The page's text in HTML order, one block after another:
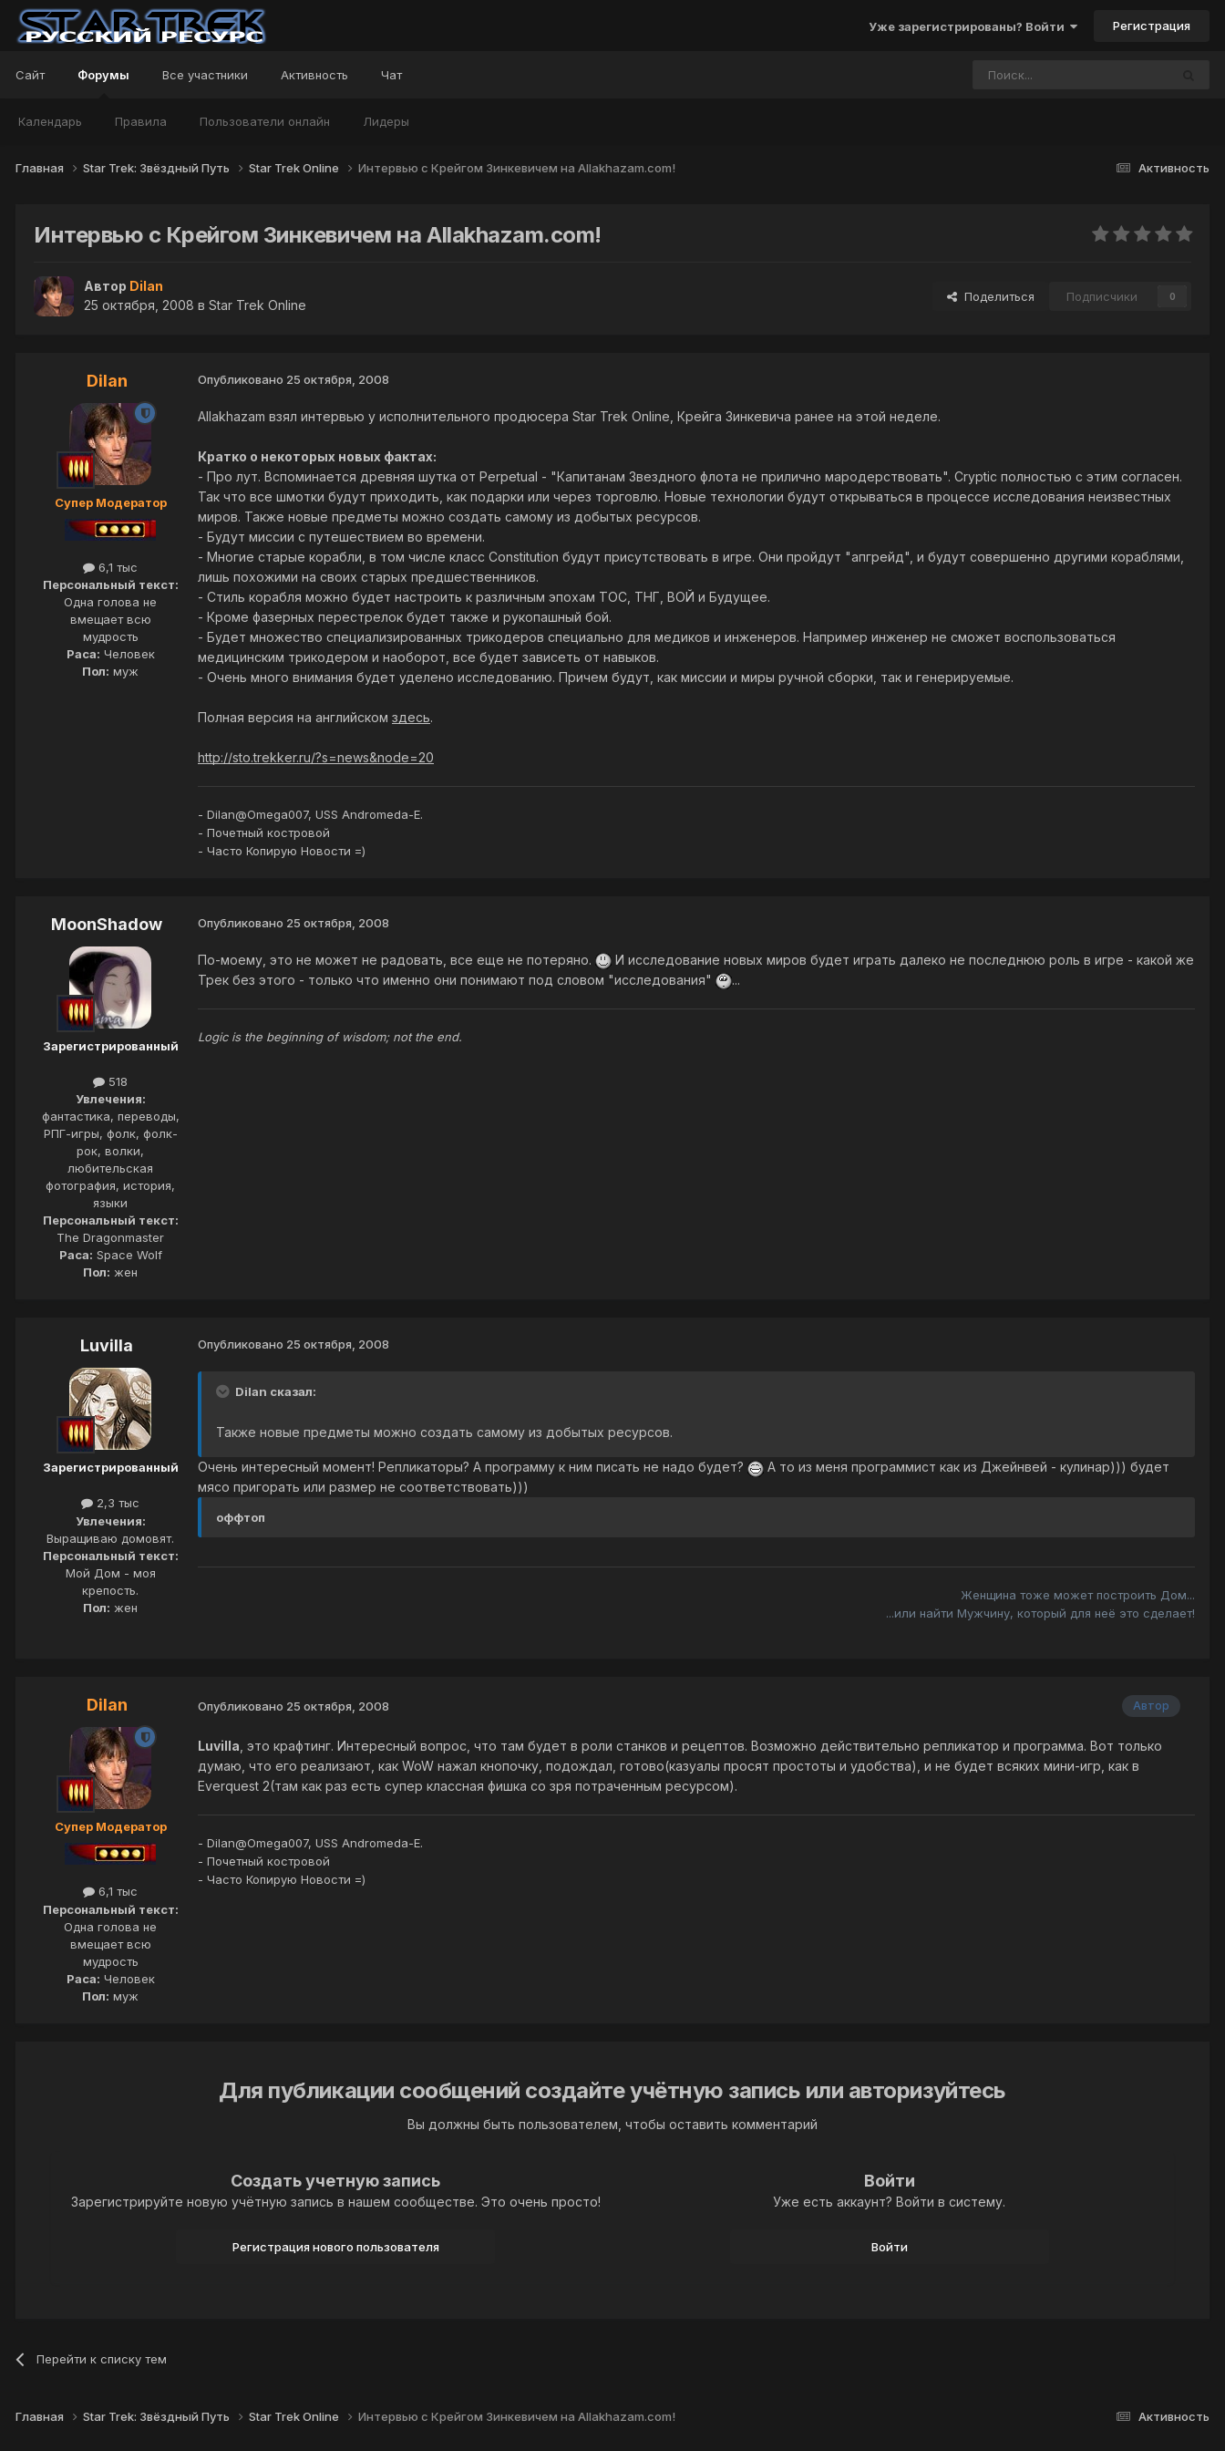
Уже зарегистрированы? Войти Регистрация
Сайт Форумы
Календарь Правила Пользователи онлайн Лидеры
Все участники Активность Чат
Активность
Главная Star Trek: Звёздный Путь Star Trek Online Интервью с Крейгом Зинкевичем на Allakhazam.com!
Интервью с Крейгом Зинкевичем на Allakhazam.com!
Автор Dilan
25 октября, 2008 в Star Trek Online
Поделиться Подписчики 0
Dilan
Супер Модератор
6,1 тыс
Персональный текст:
Одна голова не
вмещает всю
мудрость
Раса: Человек
Пол: муж
Опубликовано 25 октября, 2008
Allakhazam взял интервью у исполнительного продюсера Star Trek Online, Крейга Зинкевича ранее на этой неделе.
Кратко о некоторых новых фактах:
- Про лут. Вспоминается древняя шутка от Perpetual - "Капитанам Звездного флота не прилично мародерствовать". Cryptic полностью с этим согласен.
Так что все шмотки будут приходить, как подарки или через торговлю. Новые технологии будут открываться в процессе исследования неизвестных
миров. Также новые предметы можно создать самому из добытых ресурсов.
- Будут миссии с путешествием во времени.
- Многие старые корабли, в том числе класс Constitution будут присутствовать в игре. Они пройдут "апгрейд", и будут совершенно другими кораблями,
лишь похожими на своих старых предшественников.
- Стиль корабля можно будет настроить к различным эпохам ТОС, ТНГ, ВОЙ и Будущее.
- Кроме фазерных перестрелок будет также и рукопашный бой.
- Будет множество специализированных трикодеров специально для медиков и инженеров. Например инженер не сможет воспользоваться
медицинским трикодером и наоборот, все будет зависеть от навыков.
- Очень много внимания будет уделено исследованию. Причем будут, как миссии и миры ручной сборки, так и генерируемые.
Полная версия на английском здесь.
http://sto.trekker.ru/?s=news&node=20
- Dilan@Omega007, USS Andromeda-E.
- Почетный костровой
- Часто Копирую Новости =)
MoonShadow
Зарегистрированный
518
Увлечения:
фантастика, переводы,
РПГ-игры, фолк, фолк-
рок, волки,
любительская
фотография, история,
языки
Персональный текст:
The Dragonmaster
Раса: Space Wolf
Пол: жен
Опубликовано 25 октября, 2008
По-моему, это не может не радовать, все еще не потеряно.
И исследование новых миров будет играть далеко не последнюю роль в игре - какой же
Трек без этого - только что именно они понимают под словом "исследования"
...
Logic is the beginning of wisdom; not the end.
Luvilla
Зарегистрированный
2,3 тыс
Увлечения:
Выращиваю домовят.
Персональный текст:
Мой Дом - моя
крепость.
Пол: жен
Опубликовано 25 октября, 2008
Dilan сказал:
Также новые предметы можно создать самому из добытых ресурсов.
Очень интересный момент! Репликаторы? А программу к ним писать не надо будет?
А то из меня программист как из Джейнвей - кулинар))) будет
мясо пригорать или размер не соответствовать)))
оффтоп
Женщина тоже может построить Дом...
...или найти Мужчину, который для неё это сделает!
Dilan
Супер Модератор
6,1 тыс
Персональный текст:
Одна голова не
вмещает всю
мудрость
Раса: Человек
Пол: муж
Автор
Опубликовано 25 октября, 2008
Luvilla , это крафтинг. Интересный вопрос, что там будет в роли станков и рецептов. Возможно действительно репликатор и программа. Вот только
думаю, что его реализают, как WoW нажал кнопочку, подождал, готово(казуалы просят простоты и удобства), и не будет всяких мини-игр, как в
Everquest 2(там как раз есть супер классная фишка со зря потраченным ресурсом).
- Dilan@Omega007, USS Andromeda-E.
- Почетный костровой
- Часто Копирую Новости =)
Для публикации сообщений создайте учётную запись или авторизуйтесь
Вы должны быть пользователем, чтобы оставить комментарий
Создать учетную запись
Зарегистрируйте новую учётную запись в нашем сообществе. Это очень просто!
Регистрация нового пользователя
Войти
Уже есть аккаунт? Войти в систему.
Войти
Перейти к списку тем
Активность
Главная Star Trek: Звёздный Путь Star Trek Online Интервью с Крейгом Зинкевичем на Allakhazam.com!